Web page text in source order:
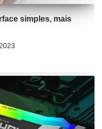
simples, mais